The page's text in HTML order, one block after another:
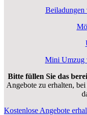
Mini Umzug
Bitte füllen Sie das
Angebote zu erhalten,
Kostenlose Angebote